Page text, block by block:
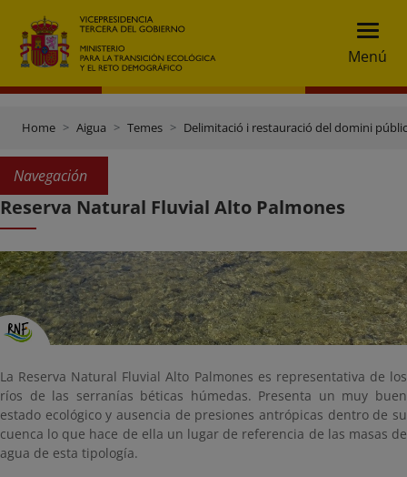
Menú
Home Aigua Temes Delimitació i restauració del domini
Navegación
Reserva Natural Fluvial Alto Palmones
La Reserva Natural Fluvial Alto Palmones es representativa de los
ríos de las serranías béticas húmedas. Presenta un muy buen
estado ecológico y ausencia de presiones antrópicas dentro de su
cuenca lo que hace de ella un lugar de referencia de las masas de
agua de esta tipología.